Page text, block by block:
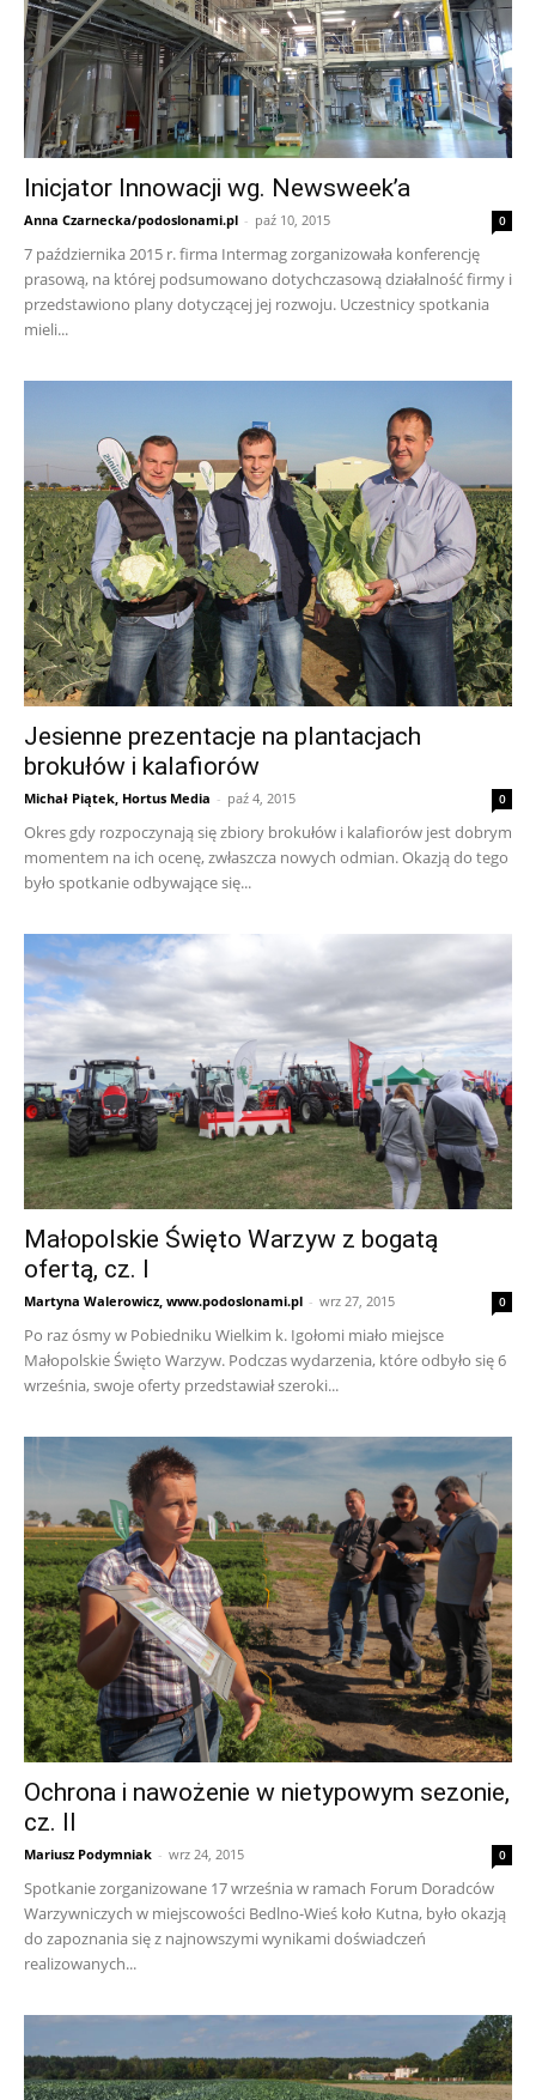
Inicjator Innowacji wg. Newsweek’a
Anna Czarnecka/podoslonami.pl - paź 10, 2015 0
7 października 2015 r. firma Intermag zorganizowała konferencję
prasową, na której podsumowano dotychczasową działalność firmy i
przedstawiono plany dotyczącej jej rozwoju. Uczestnicy spotkania
mieli...
Jesienne prezentacje na plantacjach
brokułów i kalafiorów
Michał Piątek, Hortus Media - paź 4, 2015 0
Okres gdy rozpoczynają się zbiory brokułów i kalafiorów jest dobrym
momentem na ich ocenę, zwłaszcza nowych odmian. Okazją do tego
było spotkanie odbywające się...
Małopolskie Święto Warzyw z bogatą
ofertą, cz. I
Martyna Walerowicz, www.podoslonami.pl - wrz 27, 2015 0
Po raz ósmy w Pobiedniku Wielkim k. Igołomi miało miejsce
Małopolskie Święto Warzyw. Podczas wydarzenia, które odbyło się 6
września, swoje oferty przedstawiał szeroki...
Ochrona i nawożenie w nietypowym sezonie,
cz. II
Mariusz Podymniak - wrz 24, 2015 0
Spotkanie zorganizowane 17 września w ramach Forum Doradców
Warzywniczych w miejscowości Bedlno-Wieś koło Kutna, było okazją
do zapoznania się z najnowszymi wynikami doświadczeń
realizowanych...